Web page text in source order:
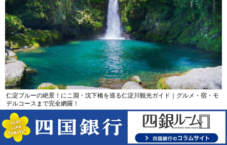
仁淀ブルーの絶景！にこ淵・沈下橋を巡る仁淀川観光ガイド｜グルメ・宿・モ
デルコースまで完全網羅！
【高知四万十川観光10選】日本最後の清流を遊び尽くす！四万十川の絶景・体
験・グルメを網羅したおすすめガイド